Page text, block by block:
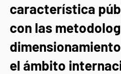
característica
con las
el ámbito